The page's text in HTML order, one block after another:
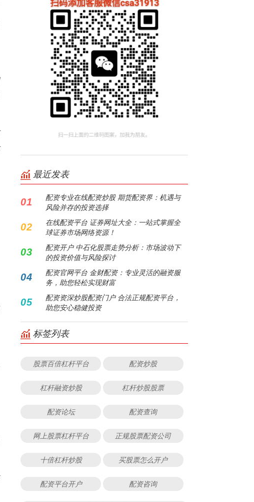
最近发表
01
配资专业在线配资炒股 期货配资界：机遇与
风险并存的投资选择
02
在线配资平台 证券网址大全：一站式掌握全
球证券市场网络资源！
03
配资开户 中石化股票走势分析：市场波动下
的投资价值与风险探讨
04
配资官网平台 金财配资：专业灵活的融资服
务，助您轻松实现财富
05
配资资深炒股配资门户 合法正规配资平台，
助您安心稳健投资
标签列表
股票百倍杠杆平台 配资炒股
杠杆融资炒股 杠杆炒股股票
配资论坛 配资查询
网上股票杠杆平台 正规股票配资公司
十倍杠杆炒股 买股票怎么开户
配资平台开户 配资咨询